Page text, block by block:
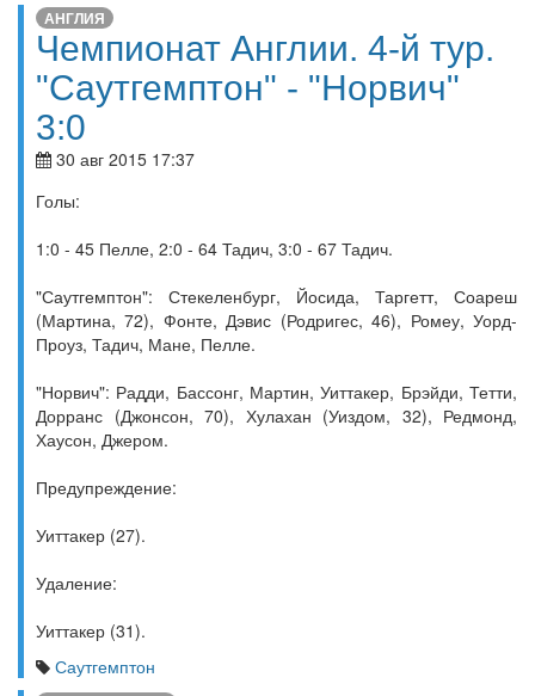
АНГЛИЯ
Чемпионат Англии. 4-й тур.
"Саутгемптон" - "Норвич"
3:0
30 авг 2015 17:37
Голы:
1:0 - 45 Пелле, 2:0 - 64 Тадич, 3:0 - 67 Тадич.
"Саутгемптон": Стекеленбург, Йосида, Таргетт, Соареш
(Мартина, 72), Фонте, Дэвис (Родригес, 46), Ромеу, Уорд-
Проуз, Тадич, Мане, Пелле.
"Норвич": Радди, Бассонг, Мартин, Уиттакер, Брэйди, Тетти,
Дорранс (Джонсон, 70), Хулахан (Уиздом, 32), Редмонд,
Хаусон, Джером.
Предупреждение:
Уиттакер (27).
Удаление:
Уиттакер (31).
Саутгемптон